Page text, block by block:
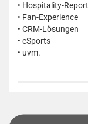
• Hospitality-Report
• Fan-Experience
• CRM-Lösungen
• eSports
• uvm.